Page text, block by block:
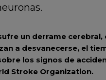
un derrame
a desvanecerse, el
los signos de
Stroke Organization.